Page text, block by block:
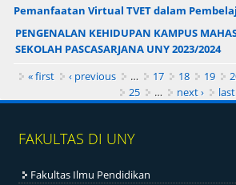
Pemanfaatan Virtual TVET dalam
PENGENALAN KEHIDUPAN KAMPUS
SEKOLAH PASCASARJANA UNY 2023/2024
Pages
« first ‹ previous … 17 18 19
25
… next ›
FAKULTAS DI UNY
Fakultas Ilmu Pendidikan